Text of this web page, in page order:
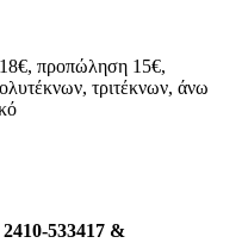
18€, προπώληση 15€,
τριτέκνων, άνω
533417 &